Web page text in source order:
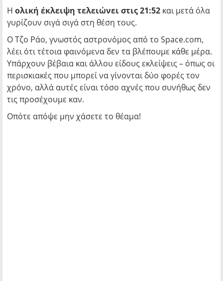
Η ολική έκλειψη τελειώνει στις 21:52 και μετά όλα
γυρίζουν σιγά σιγά στη θέση τους.
Ο Τζο Ράο, γνωστός αστρονόμος από το Space.com,
λέει ότι τέτοια φαινόμενα δεν τα βλέπουμε κάθε μέρα.
Υπάρχουν βέβαια και άλλου είδους εκλείψεις – όπως οι
περισκιακές που μπορεί να γίνονται δύο φορές τον
χρόνο, αλλά αυτές είναι τόσο αχνές που συνήθως δεν
τις προσέχουμε καν.
Οπότε απόψε μην χάσετε το θέαμα!